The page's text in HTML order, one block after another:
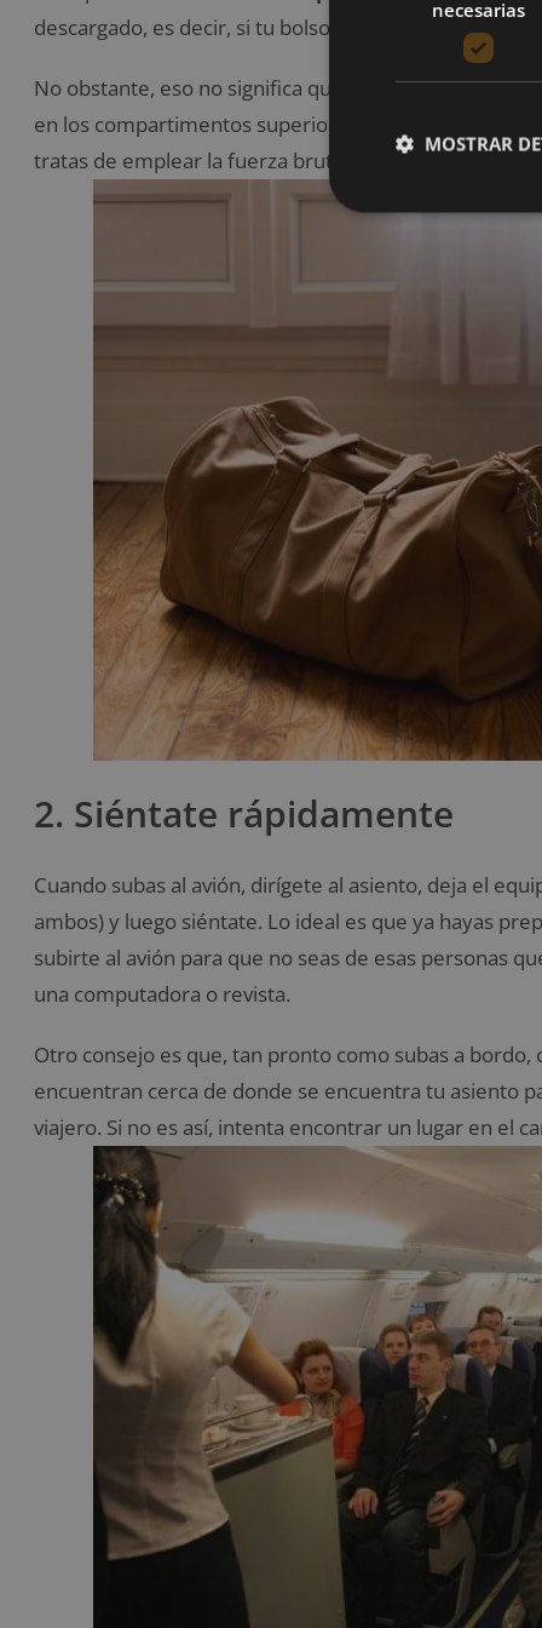
descargado, es decir, si tu bolso de viaje no fue dejado
No obstante, eso no significa que debas meter todo
en los compartimentos superiores del avión. Nadie
tratas de emplear la fuerza bruta tratando de meter
2. Siéntate rápidamente
Cuando subas al avión, dirígete al asiento, deja el
ambos) y luego siéntate. Lo ideal es que ya hayas
subirte al avión para que no seas de esas personas
una computadora o revista.
Otro consejo es que, tan pronto como subas a
encuentran cerca de donde se encuentra tu asiento
viajero. Si no es así, intenta encontrar un lugar en el
necesarias
MOSTRAR